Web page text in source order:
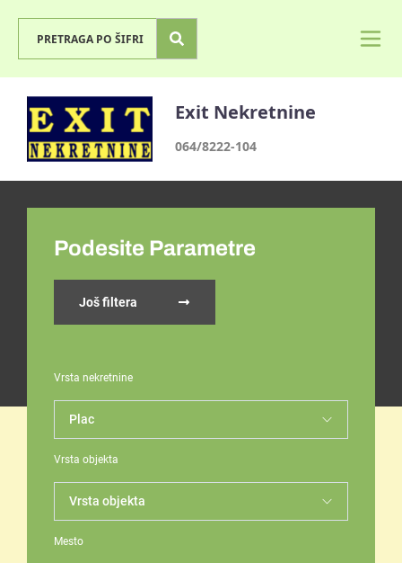
Exit Nekretnine
064/8222-104
Podesite Parametre
Još filtera
Vrsta nekretnine
Vrsta objekta
Mesto